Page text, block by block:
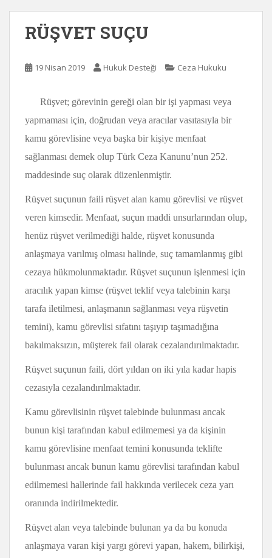
RÜŞVET SUÇU
19 Nisan 2019 Hukuk Desteği Ceza Hukuku
Rüşvet; görevinin gereği olan bir işi yapması veya
yapmaması için, doğrudan veya aracılar vasıtasıyla bir
kamu görevlisine veya başka bir kişiye menfaat
sağlanması demek olup Türk Ceza Kanunu’nun 252.
maddesinde suç olarak düzenlenmiştir.
Rüşvet suçunun faili rüşvet alan kamu görevlisi ve rüşvet
veren kimsedir. Menfaat, suçun maddi unsurlarından olup,
henüz rüşvet verilmediği halde, rüşvet konusunda
anlaşmaya varılmış olması halinde, suç tamamlanmış gibi
cezaya hükmolunmaktadır. Rüşvet suçunun işlenmesi için
aracılık yapan kimse (rüşvet teklif veya talebinin karşı
tarafa iletilmesi, anlaşmanın sağlanması veya rüşvetin
temini), kamu görevlisi sıfatını taşıyıp taşımadığına
bakılmaksızın, müşterek fail olarak cezalandırılmaktadır.
Rüşvet suçunun faili, dört yıldan on iki yıla kadar hapis
cezasıyla cezalandırılmaktadır.
Kamu görevlisinin rüşvet talebinde bulunması ancak
bunun kişi tarafından kabul edilmemesi ya da kişinin
kamu görevlisine menfaat temini konusunda teklifte
bulunması ancak bunun kamu görevlisi tarafından kabul
edilmemesi hallerinde fail hakkında verilecek ceza yarı
oranında indirilmektedir.
Rüşvet alan veya talebinde bulunan ya da bu konuda
anlaşmaya varan kişi yargı görevi yapan, hakem, bilirkişi,